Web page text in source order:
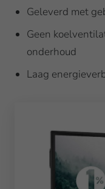
Geleverd met
Geen
onderhoud
Laag